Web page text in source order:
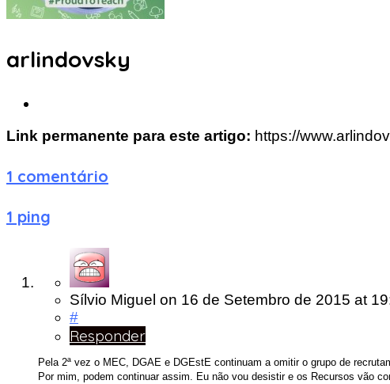
arlindovsky
Link permanente para este artigo: https://
1 comentário
1 ping
Sílvio Miguel on 16 de Setembro de 2015 at
#
Responder
Pela 2ª vez o MEC, DGAE e DGEstE continuam a omitir o grupo de
Por mim, podem continuar assim. Eu não vou desistir e os Recursos vão